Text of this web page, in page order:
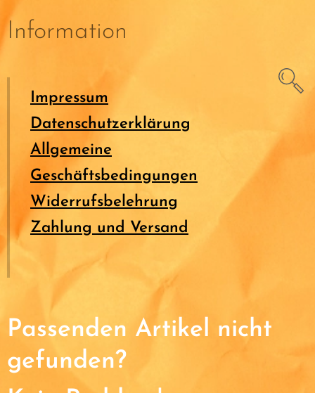
Information
Impressum
Datenschutzerklärung
Allgemeine
Geschäftsbedingungen
Widerrufsbelehrung
Zahlung und Versand
Passenden Artikel nicht
gefunden?